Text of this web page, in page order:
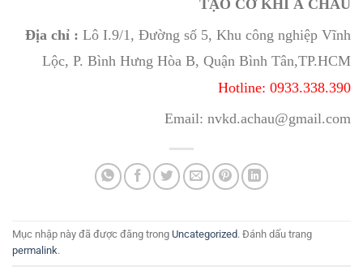
TẠO CƠ KHÍ Á CHÂU
Địa chỉ : Lô I.9/1, Đường số 5, Khu công nghiệp Vĩnh
Lộc, P. Bình Hưng Hòa B, Quận Bình Tân,TP.HCM
Hotline: 0933.338.390
Email: nvkd.achau@gmail.com
Mục nhập này đã được đăng trong Uncategorized. Đánh dấu trang
permalink.